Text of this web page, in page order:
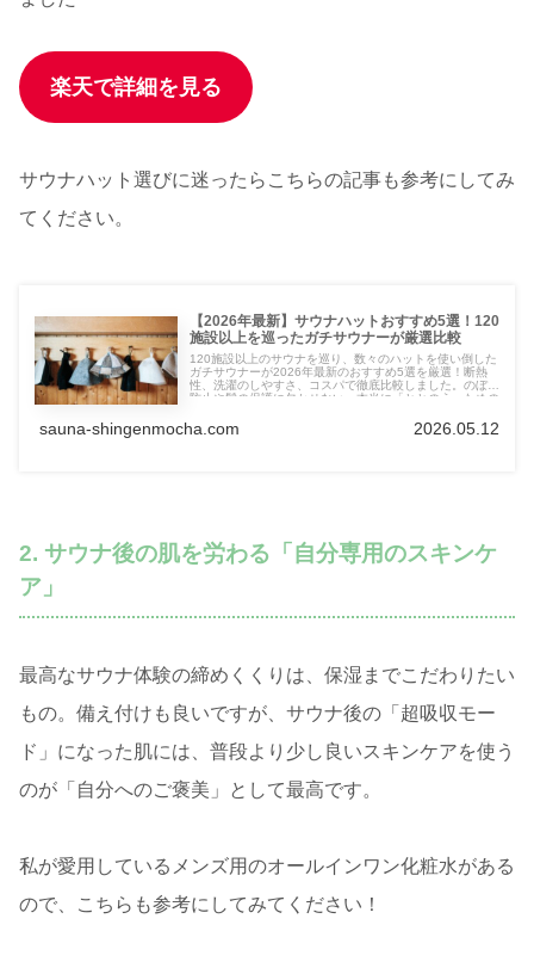
楽天で詳細を見る
サウナハット選びに迷ったらこちらの記事も参考にしてみ
てください。
【2026年最新】サウナハットおすすめ5選！120
施設以上を巡ったガチサウナーが厳選比較
120施設以上のサウナを巡り、数々のハットを使い倒した
ガチサウナーが2026年最新のおすすめ5選を厳選！断熱
性、洗濯のしやすさ、コスパで徹底比較しました。のぼせ
防止や髪の保護に欠かせない、本当に「ととのう」ための
び方を伝授！
sauna-shingenmocha.com 2026.05.12
2. サウナ後の肌を労わる「自分専用のスキンケ
ア」
最高なサウナ体験の締めくくりは、保湿までこだわりたい
もの。備え付けも良いですが、サウナ後の「超吸収モー
ド」になった肌には、普段より少し良いスキンケアを使う
のが「自分へのご褒美」として最高です。
私が愛用しているメンズ用のオールインワン化粧水がある
ので、こちらも参考にしてみてください！